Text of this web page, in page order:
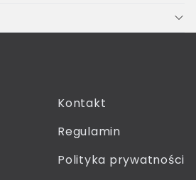
Kontakt
Regulamin
Polityka prywatności